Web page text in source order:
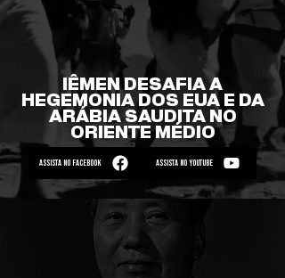
IÊMEN DESAFIA A
HEGEMONIA DOS EUA E DA
ARÁBIA SAUDITA NO
ORIENTE MÉDIO
ASSISTA NO FACEBOOK ASSISTA NO YOUTUBE